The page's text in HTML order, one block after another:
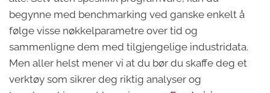
begynne med benchmarking ved ganske enkelt å
følge visse nøkkelparametre over tid og
sammenligne dem med tilgjengelige industridata.
Men aller helst mener vi at du bør du skaffe deg et
verktøy som sikrer deg riktig analyser og